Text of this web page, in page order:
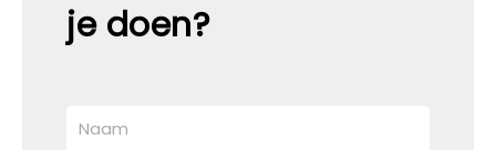
je doen?